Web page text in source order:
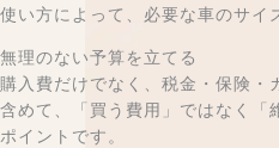
使い方によって、必要な車のサイ
無理のない予算を立てる
購入費だけでなく、税金・保険・
含めて、「買う費用」ではなく「
ポイントです。